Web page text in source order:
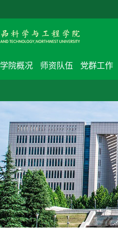
学院概况 师资队伍 党群工作